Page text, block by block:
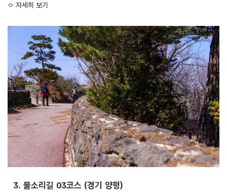
ㅇ 자세히 보기
3. 물소리길 03코스 (경기 양평)